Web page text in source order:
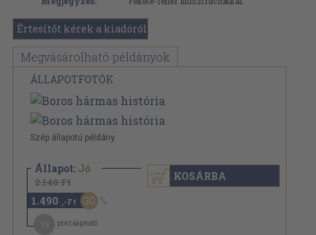
Értesítőt kérek a kiadóról
Megvásárolható példányok
ÁLLAPOTFOTÓK
Szép állapotú példány.
Állapot: Jó
2.140 Ft
1.490 ,-Ft 30
pont kapható
KOSÁRBA